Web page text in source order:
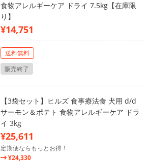
食物アレルギーケア ドライ 7.5kg【在庫限
り】
¥14,751
送料無料
販売終了
【3袋セット】ヒルズ 食事療法食 犬用 d/d
サーモン＆ポテト 食物アレルギーケア ドラ
イ 3kg
¥25,611
定期便ならもっとお得！
¥24,330